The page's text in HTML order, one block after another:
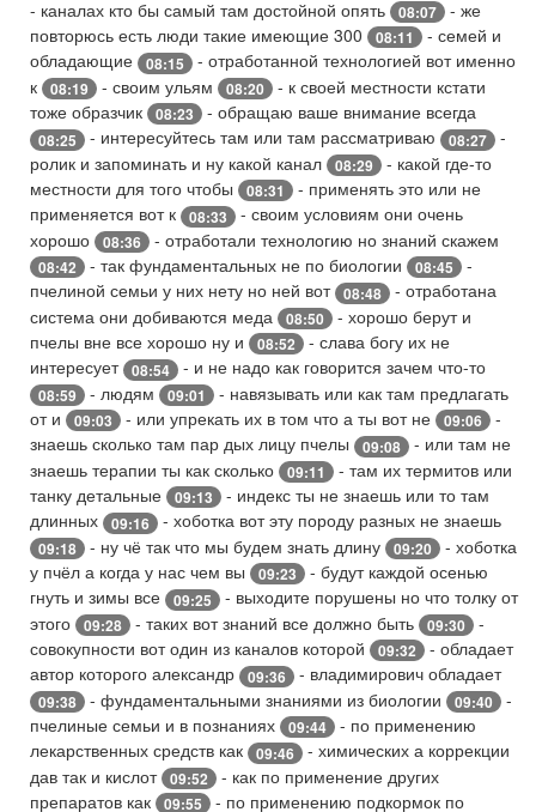
- каналах кто бы самый там достойной опять 08:07
- же
повторюсь есть люди такие имеющие 300
08:11
- семей и
обладающие
08:15
- отработанной технологией вот именно
к
08:19 - своим ульям 08:20
- к своей местности кстати
тоже образчик
08:23 - обращаю ваше внимание всегда
08:25 - интересуйтесь там или там рассматриваю 08:27
-
ролик и запоминать и ну какой канал
08:29
- какой где-то
местности для того чтобы
08:31
- применять это или не
применяется вот к
08:33
- своим условиям они очень
хорошо
08:36 - отработали технологию но знаний скажем
08:42 - так фундаментальных не по биологии 08:45
-
пчелиной семьи у них нету но ней вот 08:48
- отработана
система они добиваются меда
08:50
- хорошо берут и
пчелы вне все хорошо ну и
08:52
- слава богу их не
интересует 08:54 - и не надо как говорится зачем что-то
08:59 - людям 09:01
- навязывать или как там предлагать
от и
09:03 - или упрекать их в том что а ты вот не 09:06
-
знаешь сколько там пар дых лицу пчелы
09:08
- или там не
знаешь терапии ты как сколько
09:11
- там их термитов или
танку детальные
09:13
- индекс ты не знаешь или то там
длинных
09:16 - хоботка вот эту породу разных не знаешь
09:18 - ну чё так что мы будем знать длину 09:20
- хоботка
у пчёл а когда у нас чем вы
09:23
- будут каждой осенью
гнуть и зимы все
09:25
- выходите порушены но что толку от
этого
09:28 - таких вот знаний все должно быть 09:30
-
совокупности вот один из каналов которой
09:32
- обладает
автор которого александр
09:36 - владимирович обладает
09:38 - фундаментальными знаниями из биологии 09:40
-
пчелиные семьи и в познаниях
09:44
- по применению
лекарственных средств как
09:46
- химических а коррекции
дав так и кислот 09:52
- как по применение других
препаратов как
09:55
- по применению подкормок по